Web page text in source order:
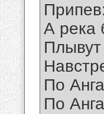
А река
Плывут
По
По